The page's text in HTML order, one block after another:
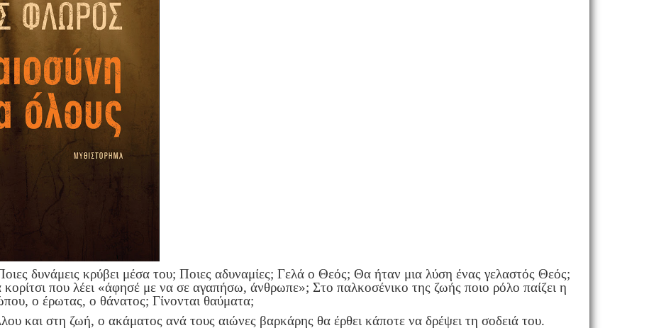
δυνάμεις κρύβει μέσα του; Ποιες αδυναμίες; Γελά ο Θεός; Θα ήταν μια λύση ένας γελαστός Θεός;
που λέει «άφησέ με να σε αγαπήσω, άνθρωπε»; Στο παλκοσένικο της ζωής ποιο ρόλο παίζει η
ο έρωτας, ο θάνατος; Γίνονται θαύματα;
και στη ζωή, ο ακάματος ανά τους αιώνες βαρκάρης θα έρθει κάποτε να δρέψει τη σοδειά του.